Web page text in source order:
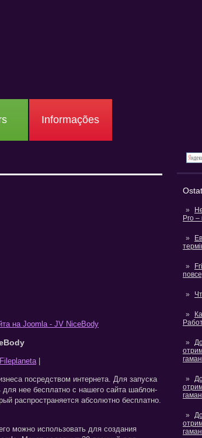
Informações
Pro
|
посредством интернета. Для запуска
для нее бесплатно с нашего сайта шаблон-
распространяется абсолютно бесплатно.
можно использовать для создания